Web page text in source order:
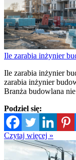
Ile zarabia inżynier
Ile zarabia inżynier
zarabia inżynier
Branża budowlana
Podziel się:
Czytaj więcej »